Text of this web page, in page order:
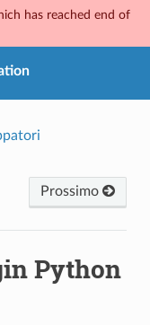
has reached end of
Prossimo
Python